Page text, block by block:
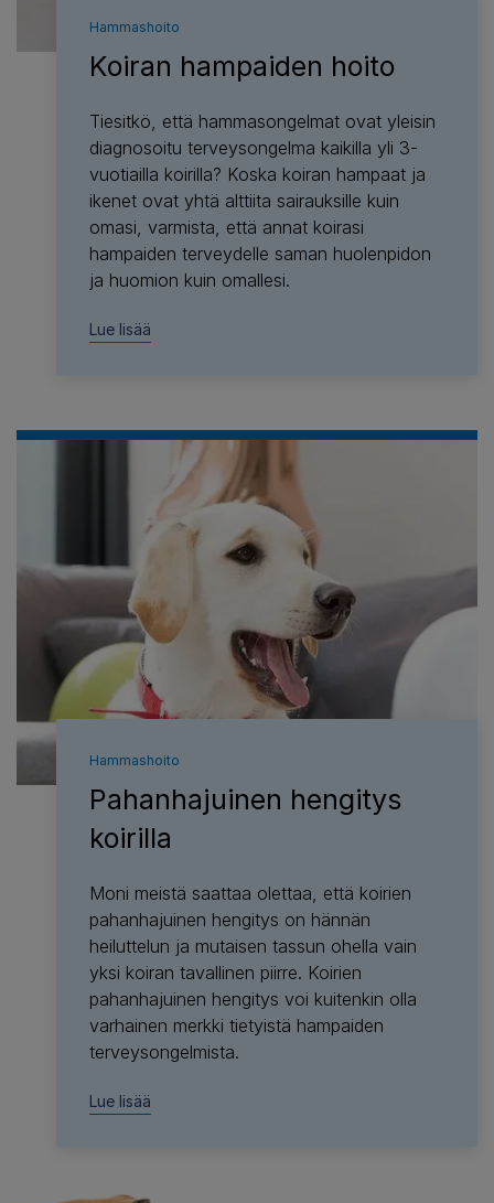
Hammashoito
Koiran hampaiden hoito
Tiesitkö, että hammasongelmat ovat yleisin
diagnosoitu terveysongelma kaikilla yli 3-
vuotiailla koirilla? Koska koiran hampaat ja
ikenet ovat yhtä alttiita sairauksille kuin
omasi, varmista, että annat koirasi
hampaiden terveydelle saman huolenpidon
ja huomion kuin omallesi.
Lue lisää
Hammashoito
Pahanhajuinen hengitys
koirilla
Moni meistä saattaa olettaa, että koirien
pahanhajuinen hengitys on hännän
heiluttelun ja mutaisen tassun ohella vain
yksi koiran tavallinen piirre. Koirien
pahanhajuinen hengitys voi kuitenkin olla
varhainen merkki tietyistä hampaiden
terveysongelmista.
Lue lisää